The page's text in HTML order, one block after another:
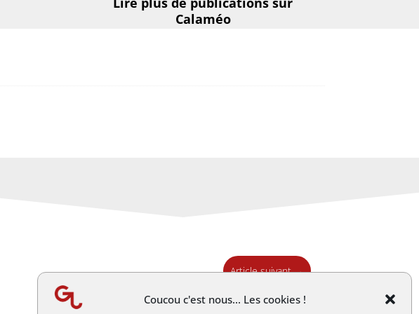
Coucou c'est nous... Les cookies !
Calaméo
Article suivant→